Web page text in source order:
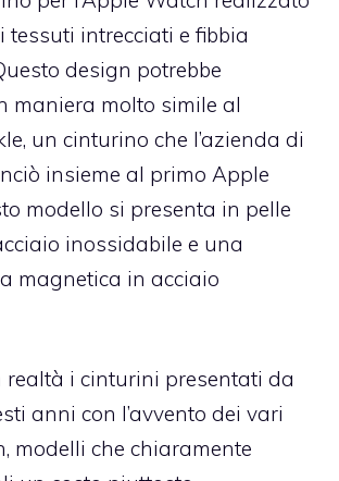
tessuti intrecciati e fibbia
design potrebbe
maniera molto simile al
un cinturino che l’azienda di
insieme al primo Apple
modello si presenta in pelle
inossidabile e una
magnetica in acciaio
realtà i cinturini presentati da
anni con l’avvento dei vari
modelli che chiaramente